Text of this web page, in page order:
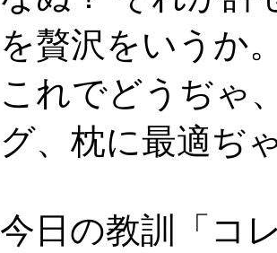
を贅沢をいうか
これでどうぢゃ
グ、枕に最適ぢ
今日の教訓「コ